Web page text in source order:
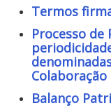
Termos
Processo de
Balanço